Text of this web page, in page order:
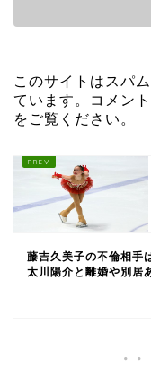
このサイトはスパ
ています。
コメン
をご覧ください 。
藤吉久美子の不倫相手
太川陽介と離婚や別居